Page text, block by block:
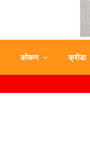
कोकण क्रीडा